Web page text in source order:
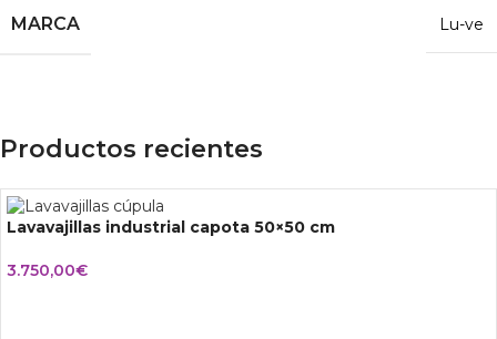
MARCA Lu-ve
Productos recientes
Lavavajillas industrial capota 50×50 cm
3.750,00€